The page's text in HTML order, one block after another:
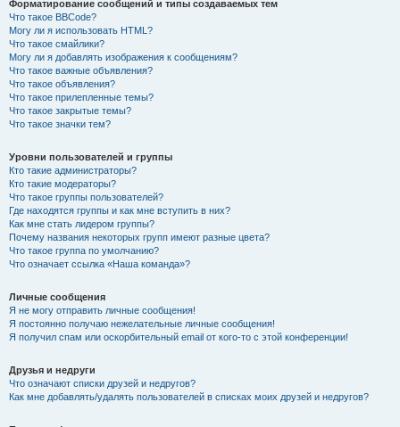
Форматирование сообщений и типы создаваемых тем
Что такое BBCode?
Могу ли я использовать HTML?
Что такое смайлики?
Могу ли я добавлять изображения к сообщениям?
Что такое важные объявления?
Что такое объявления?
Что такое прилепленные темы?
Что такое закрытые темы?
Что такое значки тем?
Уровни пользователей и группы
Кто такие администраторы?
Кто такие модераторы?
Что такое группы пользователей?
Где находятся группы и как мне вступить в них?
Как мне стать лидером группы?
Почему названия некоторых групп имеют разные цвета?
Что такое группа по умолчанию?
Что означает ссылка «Наша команда»?
Личные сообщения
Я не могу отправить личные сообщения!
Я постоянно получаю нежелательные личные сообщения!
Я получил спам или оскорбительный email от кого-то с этой конференции!
Друзья и недруги
Что означают списки друзей и недругов?
Как мне добавлять/удалять пользователей в списках моих друзей и недругов?